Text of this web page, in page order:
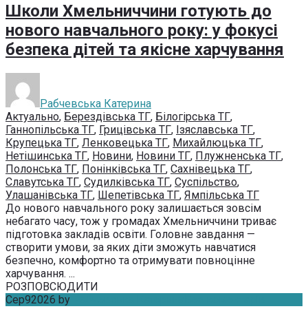
Школи Хмельниччини готують до
нового навчального року: у фокусі
безпека дітей та якісне харчування
Рабчевська Катерина
Актуально, Берездівська ТГ, Білогірська ТГ,
Ганнопільська ТГ, Грицівська ТГ, Ізяславська ТГ,
Крупецька ТГ, Ленковецька ТГ, Михайлюцька ТГ,
Нетішинська ТГ, Новини, Новини ТГ, Плужненська ТГ,
Полонська ТГ, Понінківська ТГ, Сахнівецька ТГ,
Славутська ТГ, Судилківська ТГ, Суспільство,
Улашанівська ТГ, Шепетівська ТГ, Ямпільська ТГ
До нового навчального року залишається зовсім
небагато часу, тож у громадах Хмельниччини триває
підготовка закладів освіти. Головне завдання —
створити умови, за яких діти зможуть навчатися
безпечно, комфортно та отримувати повноцінне
харчування. ...
РОЗПОВСЮДИТИ
Сер92026 by